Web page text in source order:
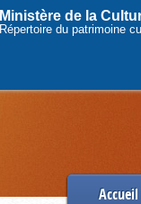
Ministère de la
Répertoire du patrimoine
Accueil